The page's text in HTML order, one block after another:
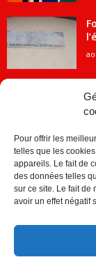
Pour offrir les
telles que les
appareils. Le fait de
des données telles
sur ce site. Le fait de
avoir un effet négatif
ACTUALITES
Economie
Société
Sport